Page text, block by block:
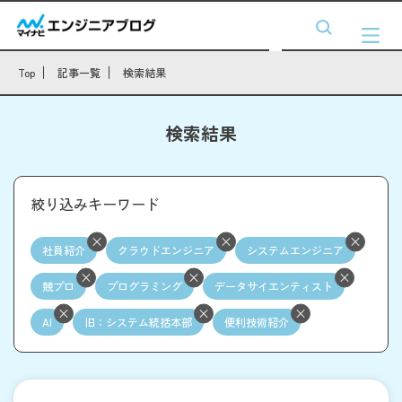
Top 記事一覧 検索結果
検索結果
絞り込みキーワード
社員紹介 クラウドエンジニア システムエンジニア
競プロ プログラミング データサイエンティスト
AI 旧：システム統括本部 便利技術紹介